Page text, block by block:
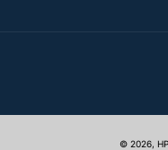
© 2026,